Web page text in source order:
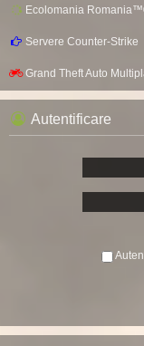
Ecolomania
Servere Counter-Strike
Grand Theft Auto
Autentificare